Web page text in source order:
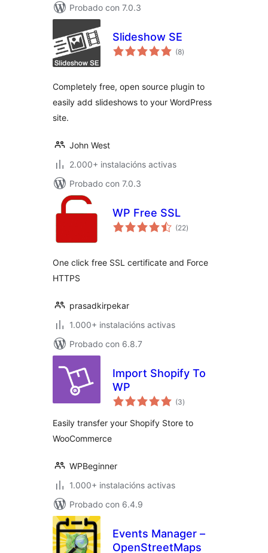
Probado con 7.0.3
Slideshow SE
(8valoracións
totais
)
Completely free, open source plugin to
easily add slideshows to your WordPress
site.
John West
2.000+ instalacións activas
Probado con 7.0.3
WP Free SSL
(22valoracións
totais
)
One click free SSL certificate and Force
HTTPS
prasadkirpekar
1.000+ instalacións activas
Probado con 6.8.7
Import Shopify To
WP
(3valoracións
totais
)
Easily transfer your Shopify Store to
WooCommerce
WPBeginner
1.000+ instalacións activas
Probado con 6.4.9
Events Manager –
OpenStreetMaps